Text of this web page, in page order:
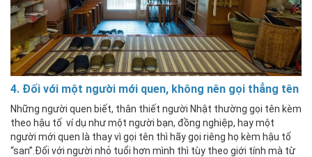
4. Đối với một người mới quen, không nên gọi thẳng tên
Những người quen biết, thân thiết người Nhật thường gọi tên kèm
theo hậu tố ví dụ như một người bạn, đồng nghiệp, hay một
người mới quen là thay vì gọi tên thì hãy gọi riêng họ kèm hậu tố
“san”.Đối với người nhỏ tuổi hơn mình thì tùy theo giới tính mà từ